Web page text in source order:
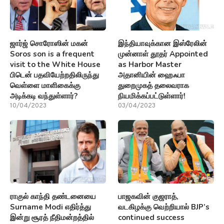
ஜார்ஜ் சொரோஸின் மகன்
Soros son is a frequent
visit to the White House
பிடென் பதவியேற்றதிலிருந்து
வெள்ளை மாளிகைக்கு
அடிக்கடி வந்துள்ளார்?
10/04/2023
இந்தியாவுக்கான இஸ்ரேலின்
முன்னாள் தூதர் Appointed
as Harbor Master
அதானியின் ஹைஃபா
துறைமுகத் தலைவராக
நியமிக்கப்பட்டுள்ளார்!
03/04/2023
ராகுல் காந்தி தண்டனையை
Surname Modi எதிர்த்து
இன்று சூரத் நீதிமன்றத்தில்
பாஜகவின் குஜராத்,
வடகிழக்கு வெற்றியால் BJP’s
continued success